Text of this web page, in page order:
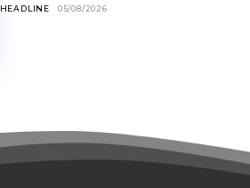
HEADLINE 05/08/2026